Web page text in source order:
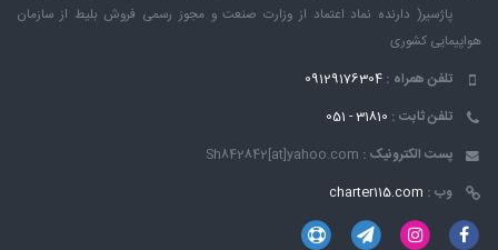
پاژسیر( دارنده نماد اعتماد از وزارت صنعت و مجوز رسمی فروش بلیط از سازمان
هواپیمایی کشوری
تلفن همراه : 09129176304
تلفن ثابت : 31810 - 051
پست الکترونیک : Sh842842[at]yahoo.com
وب : charter115.com